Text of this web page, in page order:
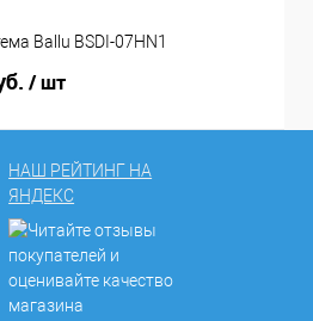
Ballu BSDI-07HN1
/ шт
НАШ РЕЙТИНГ НА
ЯНДЕКС